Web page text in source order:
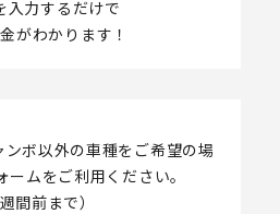
入力するだけで
がわかります！
ボ以外の車種をご希望の場
ムをご利用ください。
間前まで）